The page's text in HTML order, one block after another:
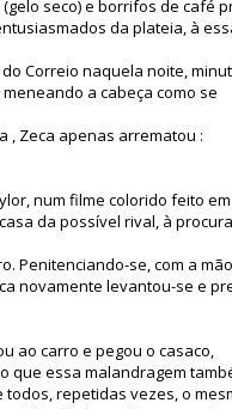
seco) e borrifos de café
da plateia, à
Correio naquela noite,
a cabeça como se
, Zeca apenas arrematou :
num filme colorido feito
da possível rival, à
Penitenciando-se, com a
novamente levantou-se e
ao carro e pegou o casaco,
que essa malandragem
repetidas vezes, o